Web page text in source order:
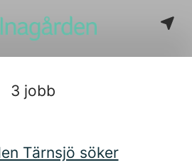
3 jobb
Tärnsjö söker